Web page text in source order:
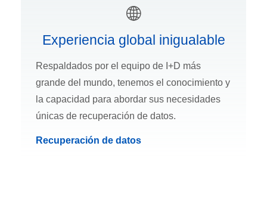
Experiencia global inigualable
Respaldados por el equipo de I+D más
grande del mundo, tenemos el conocimiento y
la capacidad para abordar sus necesidades
únicas de recuperación de datos.
Recuperación de datos